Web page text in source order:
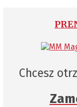
Chcesz